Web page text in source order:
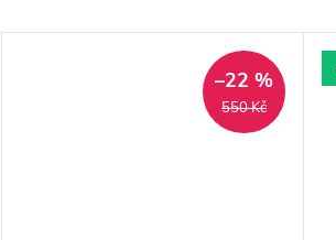
550 Kč
–22 %